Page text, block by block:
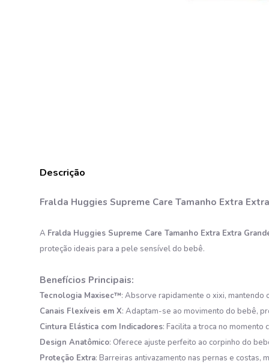
Fralda Huggies Supreme Care Tamanho Extra
A Fralda Huggies Supreme Care Tamanho Extra Extra
proteção ideais para a pele sensível do bebê.​
Benefícios Principais:
Tecnologia Maxisec™: Absorve rapidamente o xixi,
Canais Flexíveis em X: Adaptam-se ao movimento do bebê,
Cintura Elástica com Indicadores: Facilita a troca no
Design Anatômico: Oferece ajuste perfeito ao corpinho do
Proteção Extra: Barreiras antivazamento nas pernas e costas,